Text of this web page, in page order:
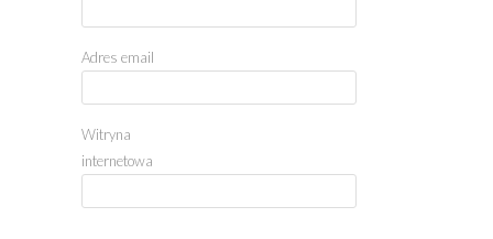
Adres email
Witryna
internetowa